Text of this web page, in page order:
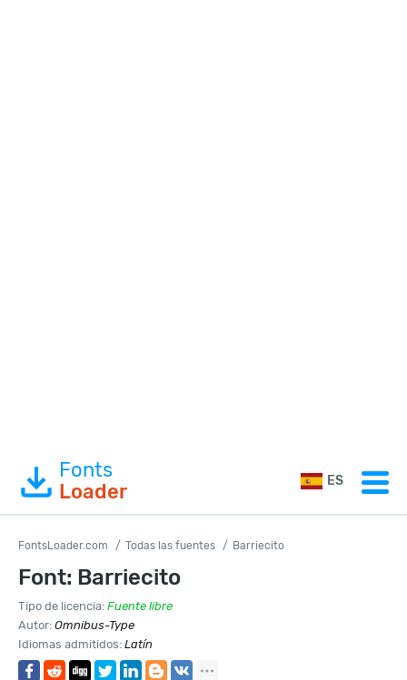
Fonts
Loader
ES
FontsLoader.com Todas las fuentes Barriecito
Font: Barriecito
Tipo de licencia: Fuente libre
Autor: Omnibus-Type
Idiomas admitidos: Latín